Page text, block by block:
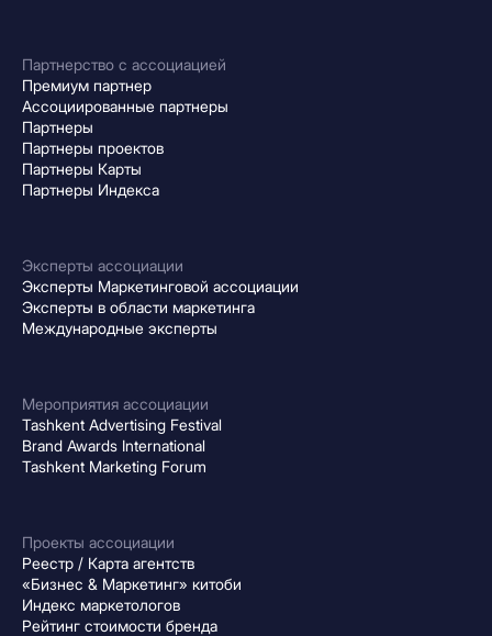
Партнерство с ассоциацией
Премиум партнер
Ассоциированные партнеры
Партнеры
Партнеры проектов
Партнеры Карты
Партнеры Индекса
Эксперты ассоциации
Эксперты Маркетинговой ассоциации
Эксперты в области маркетинга
Международные эксперты
Мероприятия ассоциации
Tashkent Advertising Festival
Brand Awards International
Tashkent Marketing Forum
Проекты ассоциации
Реестр / Карта агентств
«Бизнес & Маркетинг» китоби
Индекс маркетологов
Рейтинг стоимости бренда